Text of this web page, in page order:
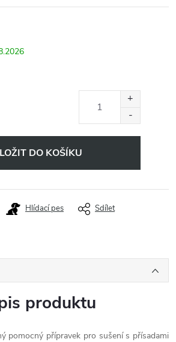
DO KOŠÍKU
Hlídací pes Sdílet
produktu
pomocný přípravek pro sušení s přísadami